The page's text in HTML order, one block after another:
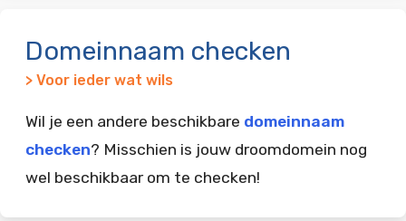
Domeinnaam checken
> Voor ieder wat wils
Wil je een andere beschikbare domeinnaam
checken? Misschien is jouw droomdomein nog
wel beschikbaar om te checken!